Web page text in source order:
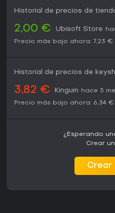
Historial de precios de
2,00 € Ubisoft Store
Precio más bajo ahora: 7,23 €
Historial de precios de
3,82 € Kinguin
hace 5
Precio más bajo ahora: 6,34 €
¿Esperando
Crear
Crear